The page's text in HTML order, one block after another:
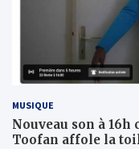
MUSIQUE
Nouveau son à 16h
Toofan affole la